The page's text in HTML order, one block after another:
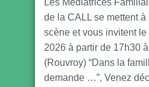
Les Médiatrices
de la CALL se mettent à
scène et vous invitent
2026 à partir de 17h30
(Rouvroy) “Dans la
demande …”, Venez